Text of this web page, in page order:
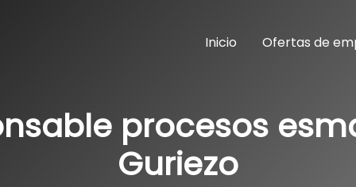
Inicio Ofertas de
procesos
Guriezo